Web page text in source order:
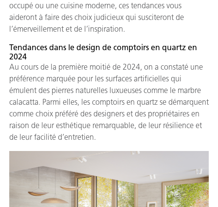
occupé ou une cuisine moderne, ces tendances vous
aideront à faire des choix judicieux qui susciteront de
l’émerveillement et de l’inspiration.
Tendances dans le design de comptoirs en quartz en
2024
Au cours de la première moitié de 2024, on a constaté une
préférence marquée pour les surfaces artificielles qui
émulent des pierres naturelles luxueuses comme le marbre
calacatta. Parmi elles, les comptoirs en quartz se démarquent
comme choix préféré des designers et des propriétaires en
raison de leur esthétique remarquable, de leur résilience et
de leur facilité d’entretien.